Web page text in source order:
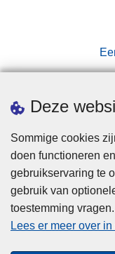
Deze
Sommige cookies
doen functioneren
gebruikservaring te
gebruik van
toestemming vragen.
Lees er meer over